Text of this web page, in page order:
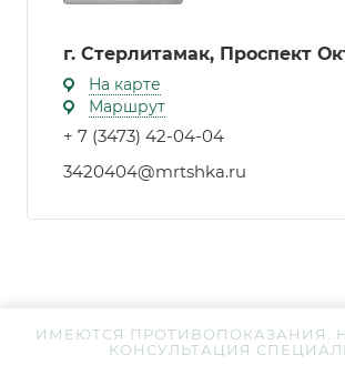
г. Стерлитамак, Проспект
На карте
Маршрут
+ 7 (3473) 42-04-04
3420404@mrtshka.ru
ИМЕЮТСЯ ПРОТИВОПОКАЗАНИЯ.
КОНСУЛЬТАЦИЯ